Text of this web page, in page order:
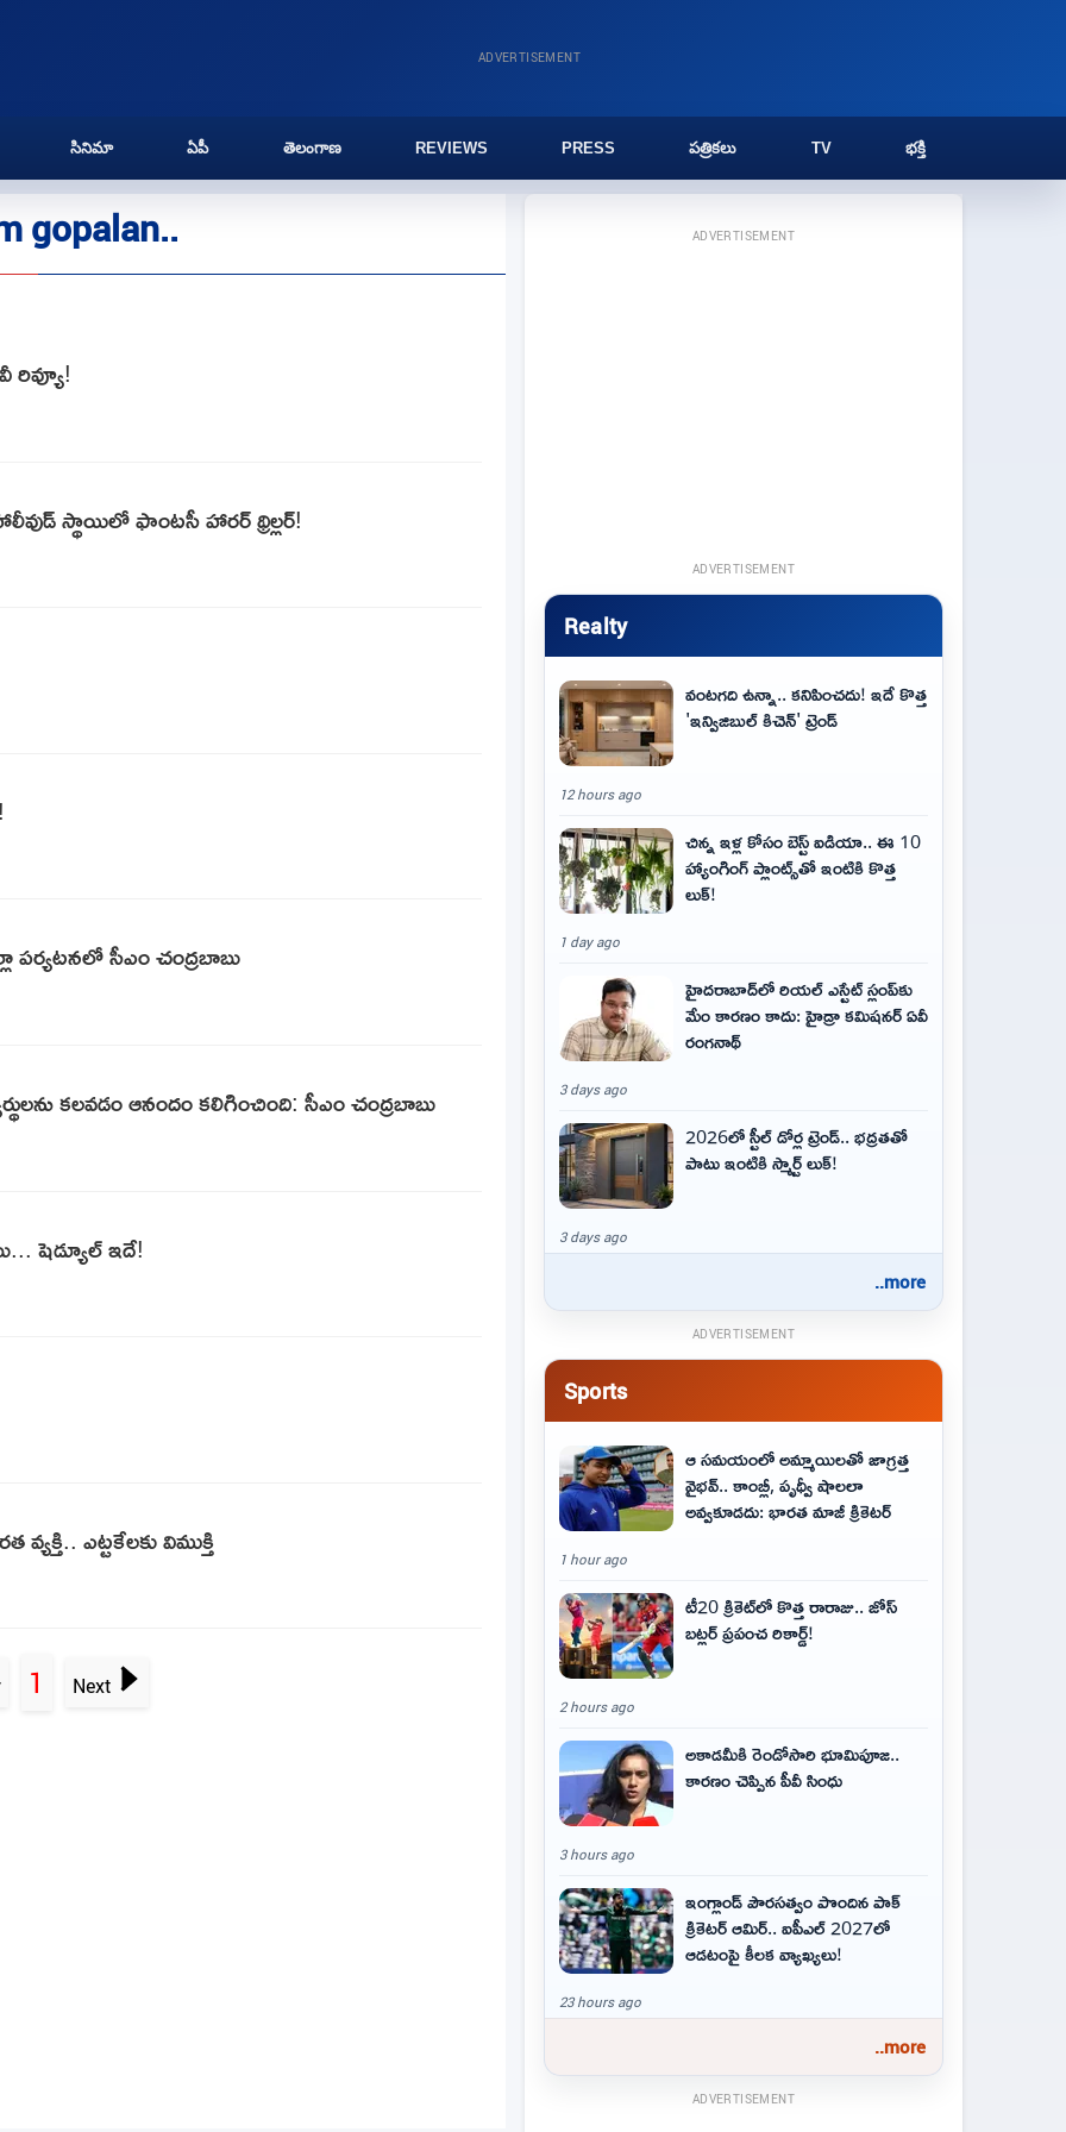
ADVERTISEMENT
సినిమా ఏపీ తెలంగాణ REVIEWS PRESS పత్రికలు TV భక్తి
gopalan..
స్థాయిలో ఫాంటసీ హారర్ థ్రిల్లర్!
పర్యటనలో సీఎం చంద్రబాబు
కలవడం ఆనందం కలిగించింది: సీఎం చంద్రబాబు
షెడ్యూల్ ఇదే!
ఎట్ట‌కేల‌కు విముక్తి
1 Next
ADVERTISEMENT
ADVERTISEMENT
Realty
వంటగది ఉన్నా.. కనిపించదు! ఇదే కొత్త
'ఇన్విజిబుల్ కిచెన్' ట్రెండ్
12 hours ago
చిన్న ఇళ్ల కోసం బెస్ట్ ఐడియా.. ఈ 10
హ్యాంగింగ్ ప్లాంట్స్‌తో ఇంటికి కొత్త
లుక్!
1 day ago
హైదరాబాద్‌లో రియల్ ఎస్టేట్ స్లంప్‌కు
మేం కారణం కాదు: హైడ్రా కమిషనర్ ఏవీ
రంగనాథ్
3 days ago
2026లో స్టీల్ డోర్ల ట్రెండ్.. భద్రతతో
పాటు ఇంటికి స్మార్ట్ లుక్!
3 days ago
..more
ADVERTISEMENT
Sports
ఆ స‌మ‌యంలో అమ్మాయిల‌తో జాగ్ర‌త్త‌
వైభ‌వ్‌.. కాంబ్లీ, పృథ్వీ షాలలా
అవ్వ‌కూడ‌దు: భార‌త మాజీ క్రికెట‌ర్‌
1 hour ago
టీ20 క్రికెట్‌లో కొత్త రారాజు.. జోస్
బట్లర్ ప్ర‌పంచ రికార్డ్‌!
2 hours ago
అకాడమీకి రెండోసారి భూమిపూజ..
కారణం చెప్పిన పీవీ సింధు
3 hours ago
ఇంగ్లాండ్ పౌరసత్వం పొందిన పాక్
క్రికెటర్ ఆమిర్.. ఐపీఎల్ 2027లో
ఆడటంపై కీలక వ్యాఖ్యలు!
23 hours ago
..more
ADVERTISEMENT